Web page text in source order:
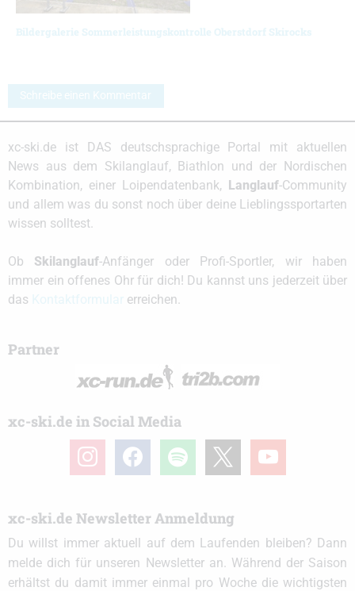
Bildergalerie Sommerleistungskontrolle Oberstdorf Skirocks
Schreibe einen Kommentar
xc-ski.de ist DAS deutschsprachige Portal mit aktuellen
News aus dem Skilanglauf, Biathlon und der Nordischen
Kombination, einer Loipendatenbank, Langlauf-Community
und allem was du sonst noch über deine Lieblingssportarten
wissen solltest.
Ob Skilanglauf-Anfänger oder Profi-Sportler, wir haben
immer ein offenes Ohr für dich! Du kannst uns jederzeit über
das
erreichen.
Partner
xc-ski.de in Social Media
instagramfacebook spotify youtube
xc-ski.de Newsletter Anmeldung
Du willst immer aktuell auf dem Laufenden bleiben? Dann
melde dich für unseren Newsletter an. Während der Saison
erhältst du damit immer einmal pro Woche die wichtigsten